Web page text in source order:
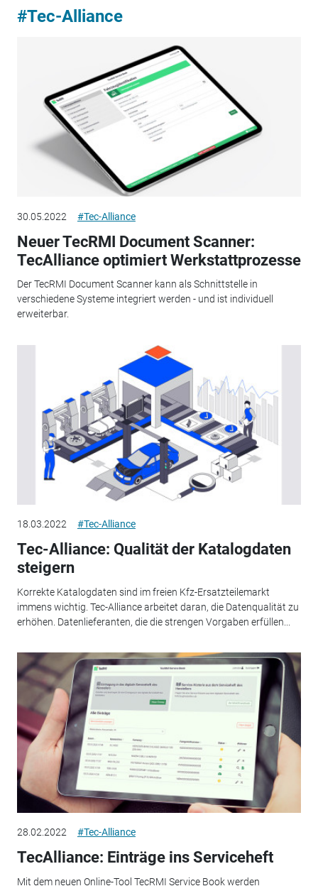
#Tec-Alliance
30.05.2022 #Tec-Alliance
Neuer TecRMI Document Scanner:
TecAlliance optimiert Werkstattprozesse
Der TecRMI Document Scanner kann als Schnittstelle in
verschiedene Systeme integriert werden - und ist individuell
erweiterbar.
18.03.2022 #Tec-Alliance
Tec-Alliance: Qualität der Katalogdaten
steigern
Korrekte Katalogdaten sind im freien Kfz-Ersatzteilemarkt
immens wichtig. Tec-Alliance arbeitet daran, die Datenqualität zu
erhöhen. Datenlieferanten, die die strengen Vorgaben erfüllen...
28.02.2022 #Tec-Alliance
TecAlliance: Einträge ins Serviceheft
Mit dem neuen Online-Tool TecRMI Service Book werden